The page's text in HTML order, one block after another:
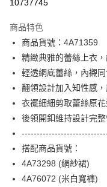
合作金庫商業銀行
華南商業銀行
上海商業儲蓄銀行
國泰世華商業銀行
臺灣中小企業銀行
匯豐（台灣）商業銀行
聯邦商業銀行
元大商業銀行
玉山商業銀行
台新國際商業銀行
台灣樂天信用卡公司
超商取貨付款
LINE Pay
Apple Pay
街口支付
【關於「AFTEE先享後付」】
AFTEE先享後付是「在收到
便利好安心！
ATM付款
10737745
商品特色
商品貨號：4A71359
精緻典雅的蕾絲上衣
輕透網底蕾絲，內襯
翻領設計加入知性感
衣襬細細剪取蕾絲原
後領開釦維持設計完整
搭配商品貨號：
4A73298 (網紗裙)
4A76072 (米白寬褲)